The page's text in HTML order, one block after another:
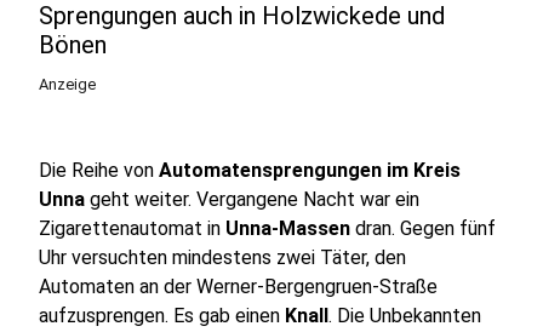
Sprengungen auch in Holzwickede und
Bönen
Anzeige
Die Reihe von Automatensprengungen im Kreis
Unna geht weiter. Vergangene Nacht war ein
Zigarettenautomat in Unna-Massen dran. Gegen fünf
Uhr versuchten mindestens zwei Täter, den
Automaten an der Werner-Bergengruen-Straße
aufzusprengen. Es gab einen Knall. Die Unbekannten